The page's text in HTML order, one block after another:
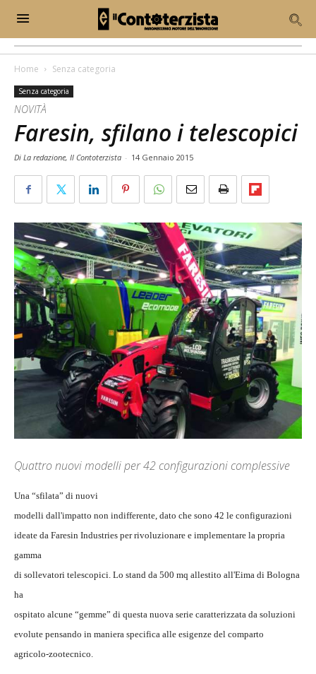
Home Senza categoria
Senza categoria
NOVITÀ
Faresin, sfilano i telescopici
Di La redazione, Il Contoterzista - 14 Gennaio 2015
Quattro nuovi modelli per 42 configurazioni complessive
Una “sfilata” di nuovi
modelli dall'impatto non indifferente, dato che sono 42 le configurazioni
ideate da Faresin Industries per rivoluzionare e implementare la propria
gamma
di sollevatori telescopici. Lo stand da 500 mq allestito all'Eima di Bologna
ha
ospitato alcune “gemme” di questa nuova serie caratterizzata da soluzioni
evolute pensando in maniera specifica alle esigenze del comparto
agricolo-zootecnico.